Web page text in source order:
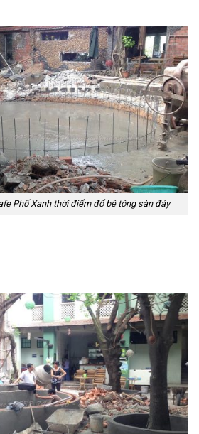
Phố Xanh thời điểm đổ bê tông sàn đáy